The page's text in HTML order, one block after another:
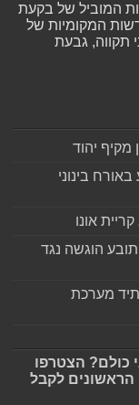
המוביל של בקעת
המקומיות של
תקווה, גבעת
מקיף יהוד
בינוני
אונו
הוגשה נגד
מערכת
כולם? הצטרפו
הראשונים לקבל